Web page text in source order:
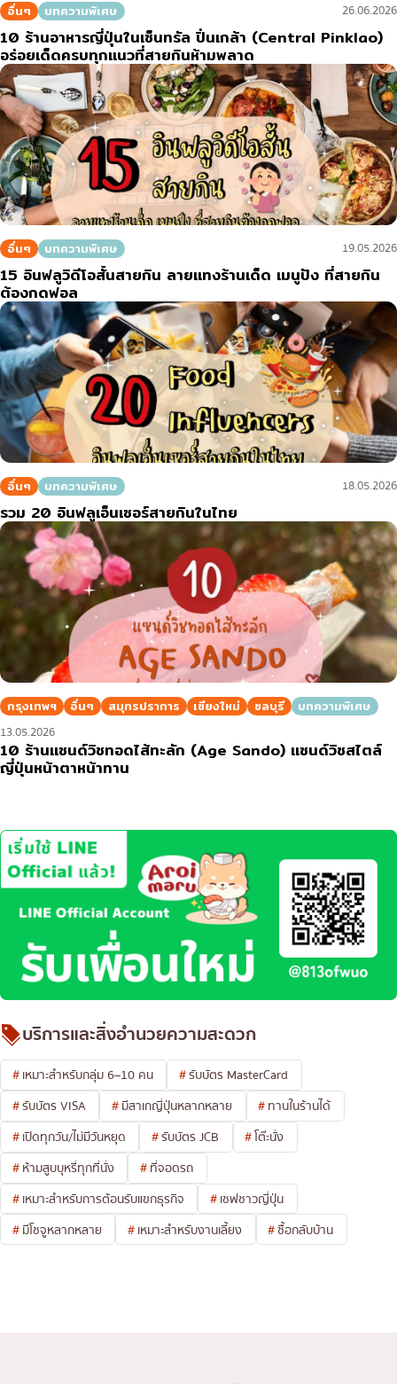
อื่นๆ บทความพิเศษ
10 ร้านอาหารญี่ปุ่นในเซ็นทรัล ปิ่นเกล้า (Central Pinklao)
อร่อยเด็ดครบทุกแนวที่สายกินห้ามพลาด
26.06.2026
อื่นๆ บทความพิเศษ
15 อินฟลูวิดีโอสั้นสายกิน ลายแทงร้านเด็ด เมนูปัง ที่สายกิน
ต้องกดฟอล
19.05.2026
อื่นๆ บทความพิเศษ
รวม 20 อินฟลูเอ็นเซอร์สายกินในไทย
18.05.2026
กรุงเทพฯ อื่นๆ สมุทรปราการ เชียงใหม่ ชลบุรี บทความพิเศษ
10 ร้านแซนด์วิชทอดไส้ทะลัก (Age Sando) แซนด์วิชสไตล์
ญี่ปุ่นหน้าตาหน้าทาน
13.05.2026
บริการและสิ่งอำนวยความสะดวก
เหมาะสำหรับกลุ่ม 6–10 คน
รับบัตร MasterCard
รับบัตร VISA
มีสาเกญี่ปุ่นหลากหลาย
ทานในร้านได้
เปิดทุกวัน/ไม่มีวันหยุด
รับบัตร JCB
โต๊ะนั่ง
ห้ามสูบบุหรี่ทุกที่นั่ง
ที่จอดรถ
เหมาะสำหรับการต้อนรับแขกธุรกิจ
เชฟชาวญี่ปุ่น
มีโชจูหลากหลาย
เหมาะสำหรับงานเลี้ยง ซื้อกลับบ้าน